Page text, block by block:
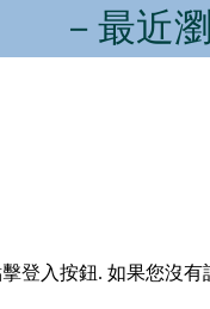
－最近
登入按鈕. 如果您沒